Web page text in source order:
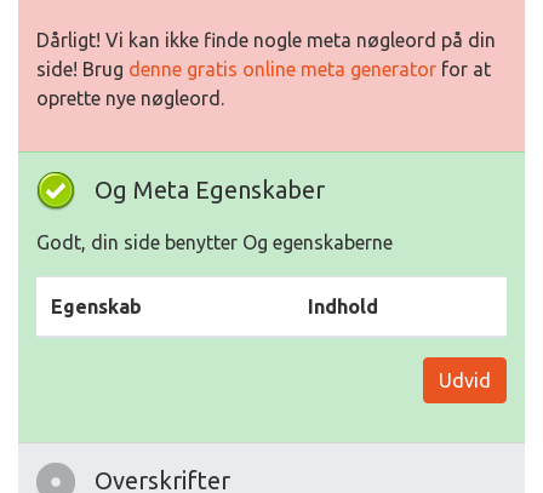
Dårligt! Vi kan ikke finde nogle meta nøgleord på din
side! Brug denne gratis online meta generator for at
oprette nye nøgleord.
Og Meta Egenskaber
Godt, din side benytter Og egenskaberne
Egenskab Indhold
Udvid
Overskrifter